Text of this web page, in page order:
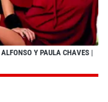
Y PAULA CHAVES |